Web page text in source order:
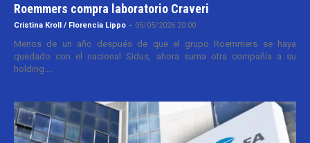
Roemmers compra laboratorio Craveri
Cristina Kroll / Florencia Lippo - 05/05/2026 20:00
Menos de un año después de que el grupo Roemmers se haya
quedado con el nacional Sidus, ahora suma otra compañía a su
holding....